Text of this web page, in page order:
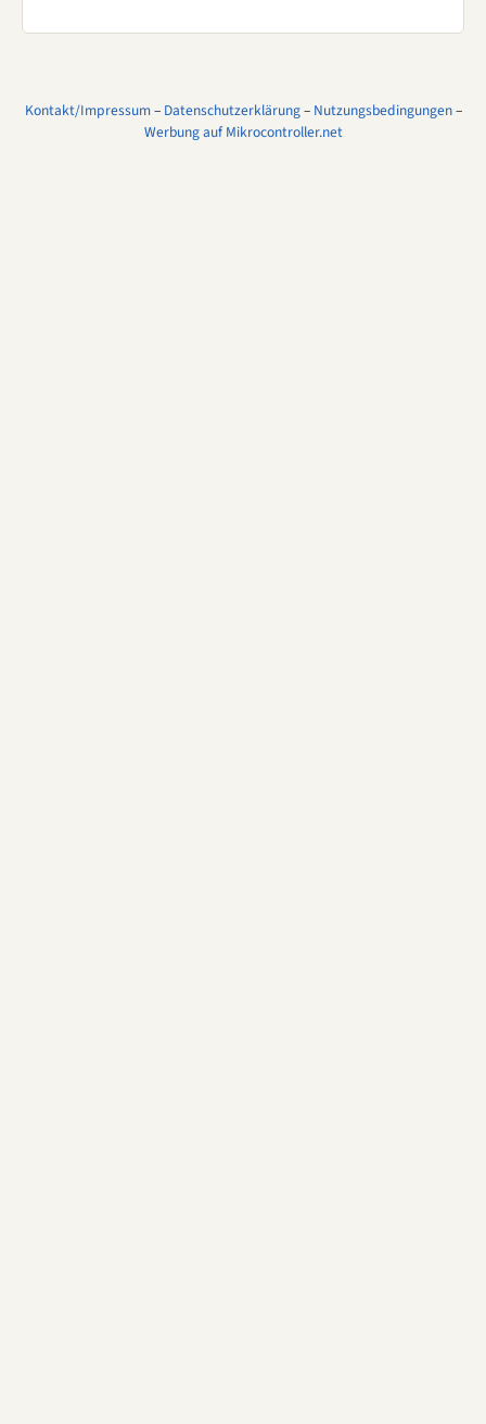
Kontakt/Impressum– Datenschutzerklärung– Nutzungsbedingungen–
Werbung auf Mikrocontroller.net